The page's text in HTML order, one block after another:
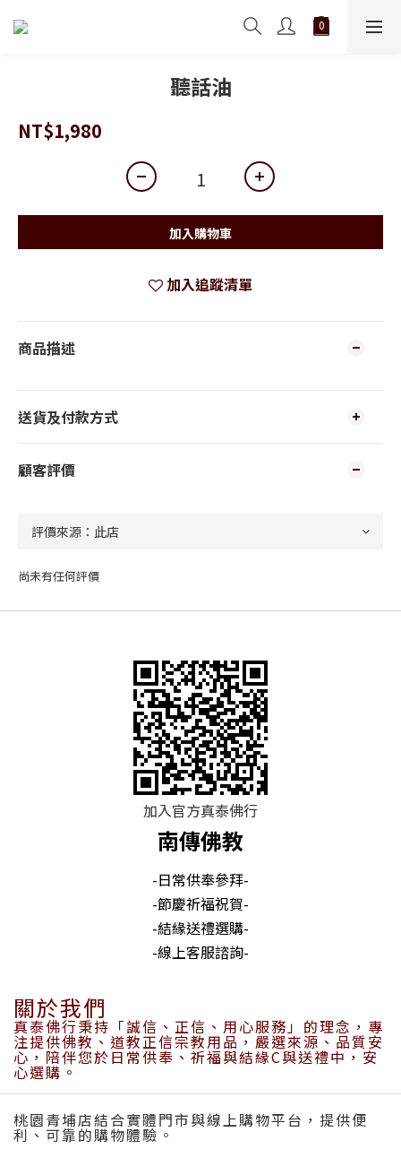
聽話油
NT$1,980
加入購物車
加入追蹤清單
商品描述
送貨及付款方式
顧客評價
尚未有任何評價
加入官方真泰佛行
南傳佛教
-日常供奉參拜-
-節慶祈福祝賀-
-結緣送禮選購-
-線上客服諮詢-
關於我們
真泰佛行秉持「誠信、正信、用心服務」的理念，專
注提供佛教、道教正信宗教用品，嚴選來源、品質安
心，陪伴您於日常供奉、祈福與結緣C與送禮中，安
心選購。
桃園青埔店結合實體門市與線上購物平台，提供便
利、可靠的購物體驗。